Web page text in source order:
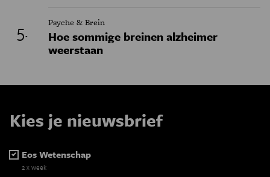
Psyche & Brein
Hoe sommige breinen alzheimer
weerstaan
Kies je nieuwsbrief
Eos Wetenschap
2 x week